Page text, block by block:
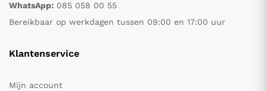
WhatsApp: 085 058 00 55
Bereikbaar op werkdagen tussen 09:00 en 17:00 uur
Klantenservice
Mijn account